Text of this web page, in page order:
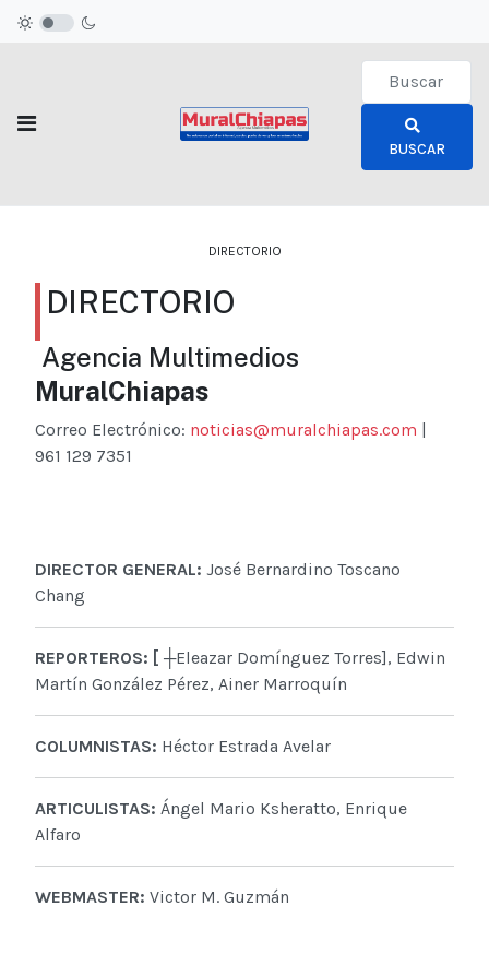
Type 2 or
BUSCAR
DIRECTORIO
DIRECTORIO
Agencia Multimedios
MuralChiapas
Correo Electrónico: noticias@muralchiapas.com
961 129 7351
DIRECTOR GENERAL: José Bernardino Toscano
Chang
REPORTEROS: [ ┼Eleazar Domínguez Torres], Edwin
Martín González Pérez, Ainer Marroquín
COLUMNISTAS: Héctor Estrada Avelar
ARTICULISTAS: Ángel Mario Ksheratto, Enrique
Alfaro
WEBMASTER: Victor M. Guzmán